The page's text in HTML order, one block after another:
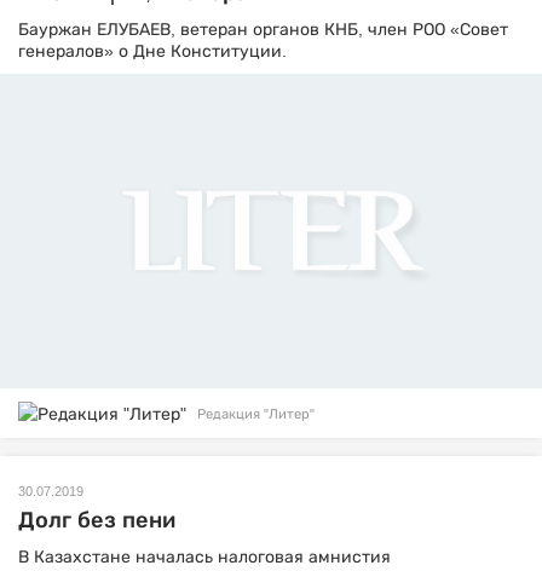
Бауржан ЕЛУБАЕВ, ветеран органов КНБ, член РОО «Совет
генералов» о Дне Конституции.
Редакция "Литер"
30.07.2019
Долг без пени
В Казахстане началась налоговая амнистия